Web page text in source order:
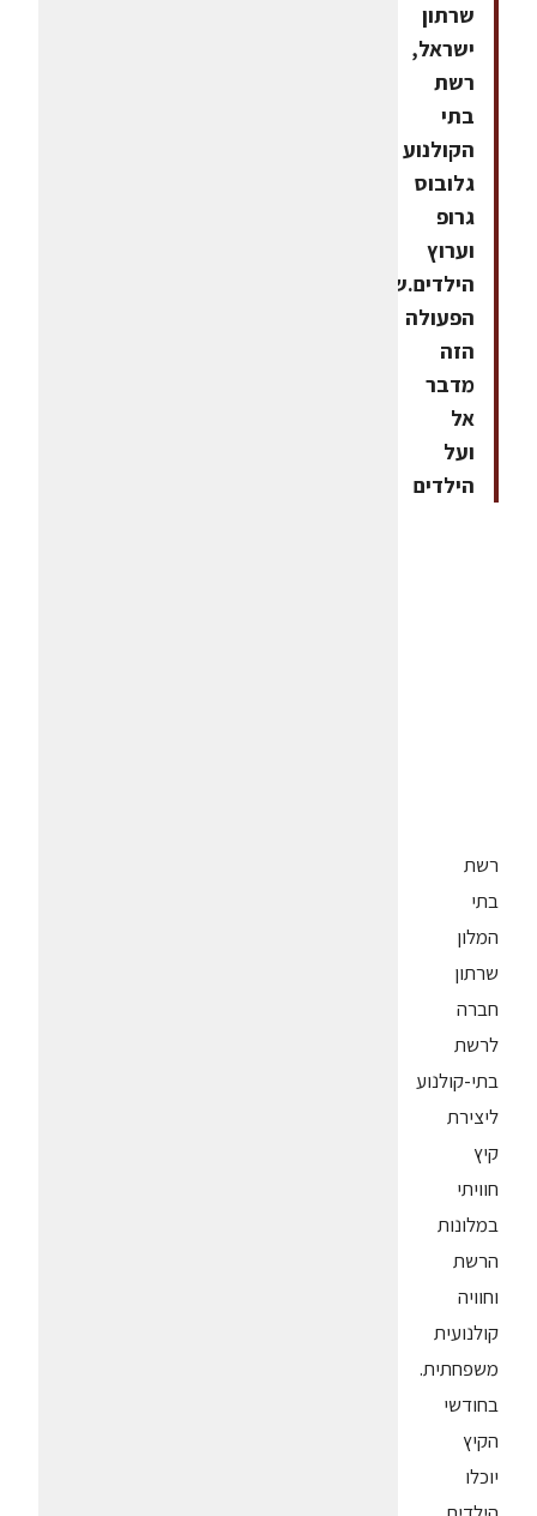
שרתון
ישראל,
רשת
בתי
הקולנוע
גלובוס
גרופ
וערוץ
הילדים.שיתוף
הפעולה
הזה
מדבר
אל
ועל
הילדים
רשת
בתי
המלון
שרתון
חברה
לרשת
בתי-קולנוע
ליצירת
קיץ
חוויתי
במלונות
הרשת
וחוויה
קולנועית
משפחתית.
בחודשי
הקיץ
יוכלו